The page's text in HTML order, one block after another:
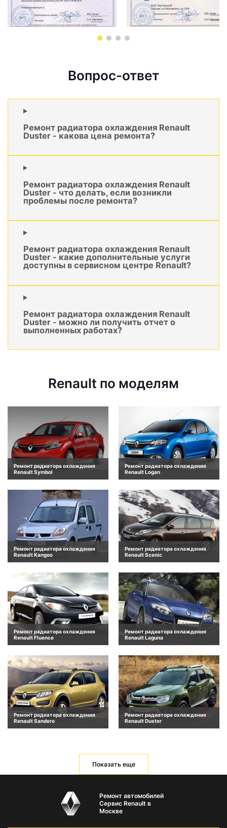
Вопрос-ответ
Ремонт радиатора охлаждения Renault
Duster - какова цена ремонта?
Ремонт радиатора охлаждения Renault
Duster - что делать, если возникли
проблемы после ремонта?
Ремонт радиатора охлаждения Renault
Duster - какие дополнительные услуги
доступны в сервисном центре Renault?
Ремонт радиатора охлаждения Renault
Duster - можно ли получить отчет о
выполненных работах?
Renault по моделям
Ремонт радиатора охлаждения
Renault Symbol
Ремонт радиатора охлаждения
Renault Logan
Ремонт радиатора охлаждения
Renault Kangoo
Ремонт радиатора охлаждения
Renault Scenic
Ремонт радиатора охлаждения
Renault Fluence
Ремонт радиатора охлаждения
Renault Laguna
Ремонт радиатора охлаждения
Renault Sandero
Ремонт радиатора охлаждения
Renault Duster
Показать еще
Ремонт автомобилей
Сервис Renault в
Москве